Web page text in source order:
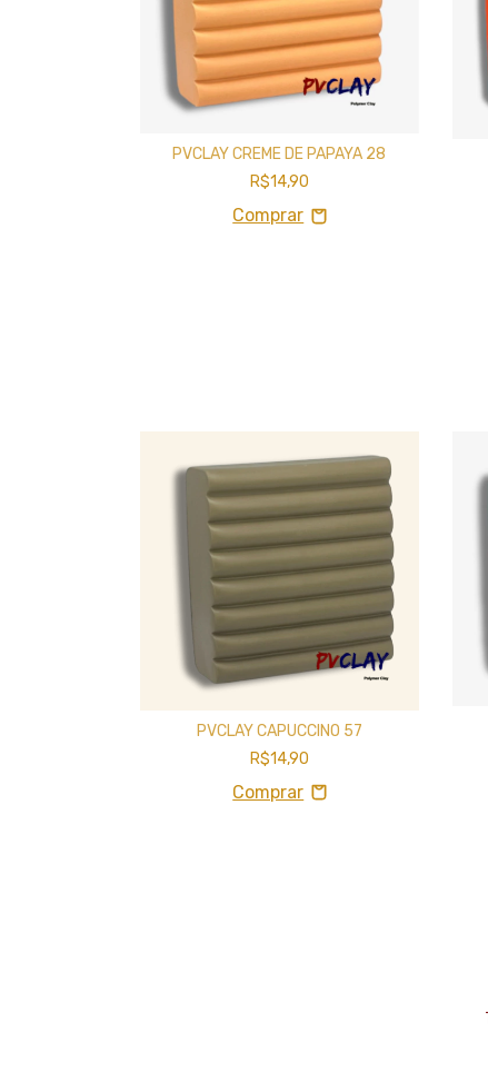
PVCLAY CREME DE PAPAYA 28
R$14,90
PVCLAY CAPUCCINO 57
R$14,90